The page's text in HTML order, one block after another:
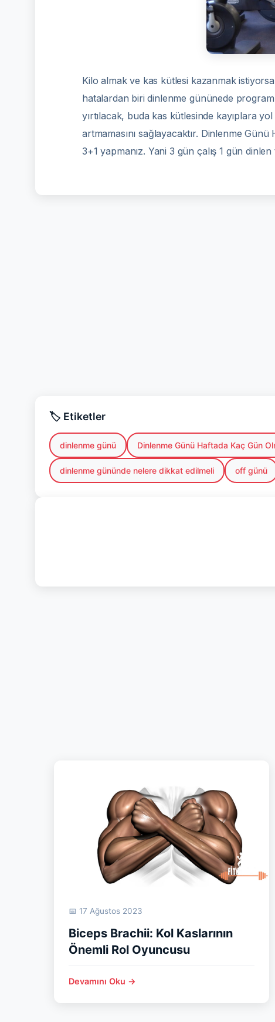
Kilo almak ve kas kütlesi kazanmak
hatalardan biri dinlenme gününede
yırtılacak, buda kas kütlesinde kayıplara
artmamasını sağlayacaktır. Dinlenme
3+1 yapmanız. Yani 3 gün çalış 1 gün
🏷️ Etiketler
dinlenme günü Dinlenme Günü Haftada Kaç Gün
dinlenme gününde nelere dikkat edilmeli off günü
📅 17 Ağustos 2023
Biceps Brachii: Kol Kaslarının
Önemli Rol Oyuncusu
Devamını Oku →